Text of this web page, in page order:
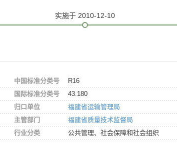
实施于 2010-12-10
中国标准分类号
R16
国际标准分类号
43.180
归口单位
福建省运输管理局
主管部门
福建省质量技术监督局
行业分类
公共管理、社会保障和社会组织